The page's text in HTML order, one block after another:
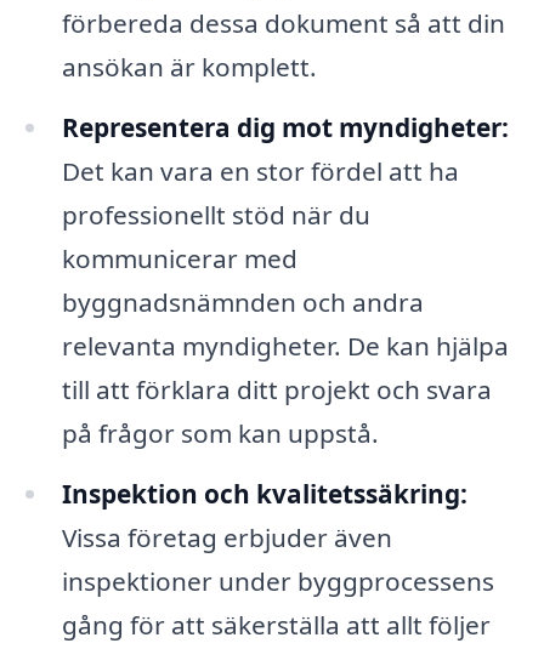
förbereda dessa dokument så att din
ansökan är komplett.
Representera dig mot myndigheter:
Det kan vara en stor fördel att ha
professionellt stöd när du
kommunicerar med
byggnadsnämnden och andra
relevanta myndigheter. De kan hjälpa
till att förklara ditt projekt och svara
på frågor som kan uppstå.
Inspektion och kvalitetssäkring:
Vissa företag erbjuder även
inspektioner under byggprocessens
gång för att säkerställa att allt följer